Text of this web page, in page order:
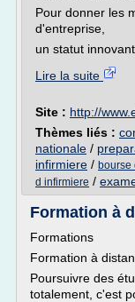
Pour donner les
d'entreprise,
un statut innovant
Lire la suite
Site : http://
Thèmes liés :
nationale /
infirmiere / bourse
d infirmiere /
Formation à
Formations
Formation à
Poursuivre des
totalement, c'est